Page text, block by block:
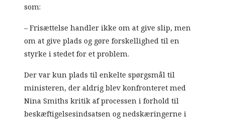
som:
– Frisættelse handler ikke om at give slip, men
om at give plads og gøre forskellighed til en
styrke i stedet for et problem.
Der var kun plads til enkelte spørgsmål til
ministeren, der aldrig blev konfronteret med
Nina Smiths kritik af processen i forhold til
beskæftigelsesindsatsen og nedskæringerne i